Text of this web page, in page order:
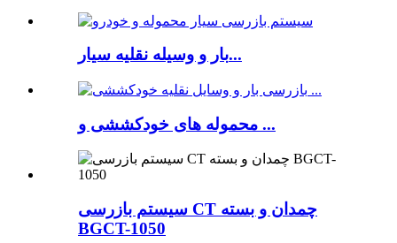
بار و وسیله نقلیه سیار...
محموله های خودکششی و ...
سیستم بازرسی CT چمدان و بسته
BGCT-1050